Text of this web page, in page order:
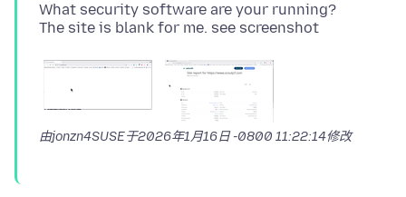
What security software are your running?
由jonzn4SUSE于2026年1月16日 -0800 11:22:14修改